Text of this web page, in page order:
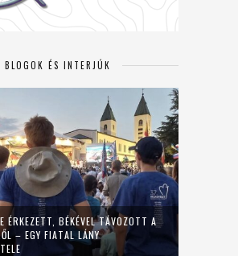
BLOGOK ÉS INTERJÚK
ÉRKEZETT, BÉKÉVEL TÁVOZOTT A
– EGY FIATAL LÁNY